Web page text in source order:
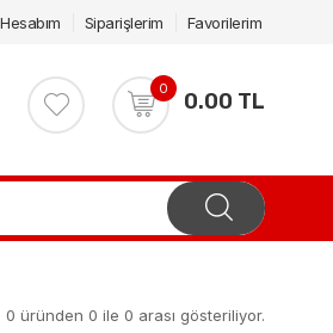
Hesabım Siparişlerim Favorilerim
0 0.00 TL
0 üründen 0 ile 0 arası gösteriliyor.